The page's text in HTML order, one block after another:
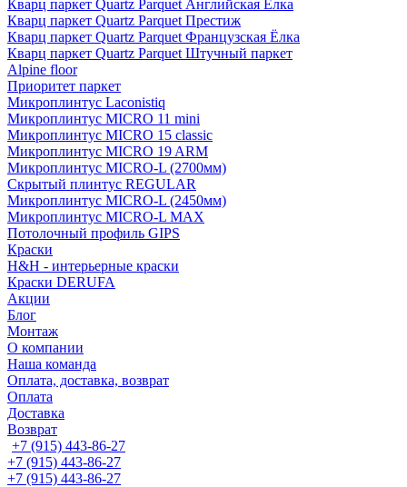
Кварц паркет Quartz Parquet Английская Ёлка
Кварц паркет Quartz Parquet Престиж
Кварц паркет Quartz Parquet Французская Ёлка
Кварц паркет Quartz Parquet Штучный паркет
Alpine floor
Приоритет паркет
Микроплинтус Laconistiq
Микроплинтус MICRO 11 mini
Микроплинтус MICRO 15 classic
Микроплинтус MICRO 19 ARM
Микроплинтус MICRO-L (2700мм)
Скрытый плинтус REGULAR
Микроплинтус MICRO-L (2450мм)
Микроплинтус MICRO-L MAX
Потолочный профиль GIPS
Краски
H&H - интерьерные краски
Краски DERUFA
Акции
Блог
Монтаж
О компании
Наша команда
Оплата, доставка, возврат
Оплата
Доставка
Возврат
+7 (915) 443-86-27
+7 (915) 443-86-27
+7 (915) 443-86-27